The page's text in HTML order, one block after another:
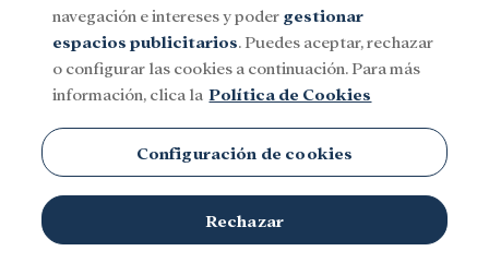
navegación e intereses y poder gestionar
espacios publicitarios. Puedes aceptar, rechazar
o configurar las cookies a continuación. Para más
información, clica la Política de Cookies
Configuración de cookies
Rechazar